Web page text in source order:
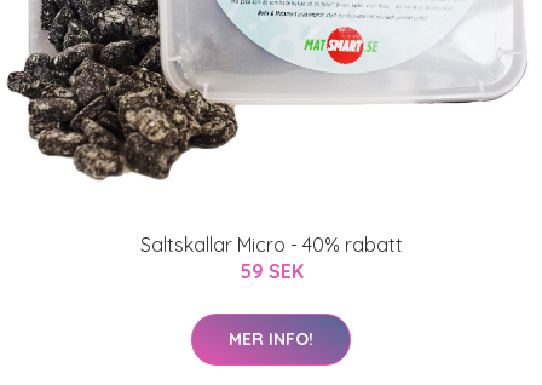
Saltskallar Micro - 40% rabatt
59 SEK
MER INFO!